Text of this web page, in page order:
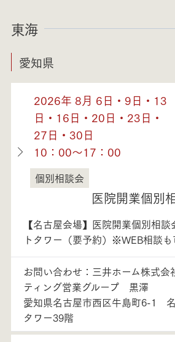
東海
愛知県
2026年 8月 6日・9日・13
日・16日・20日・23日・
27日・30日
10：00～17：00
愛知県
個別相談会
医院開業個別
【名古屋会場】医院開業個別相
トタワー（要予約）※WEB相談
お問い合わせ：三井ホーム株式
ティング営業グループ 黒澤
愛知県名古屋市西区牛島町6-1
タワー39階